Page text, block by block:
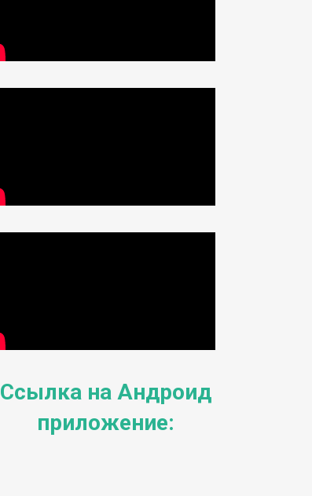
Ссылка на Андроид
приложение: